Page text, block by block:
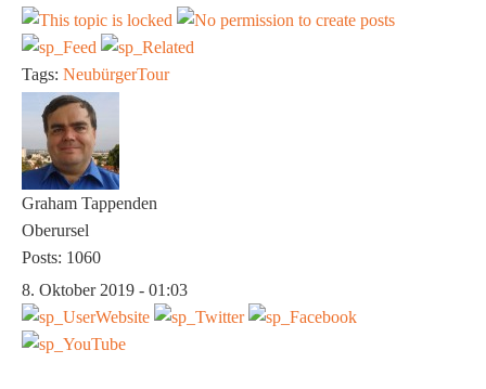
Tags: NeubürgerTour
Graham Tappenden
Oberursel
Posts: 1060
8. Oktober 2019 - 01:03